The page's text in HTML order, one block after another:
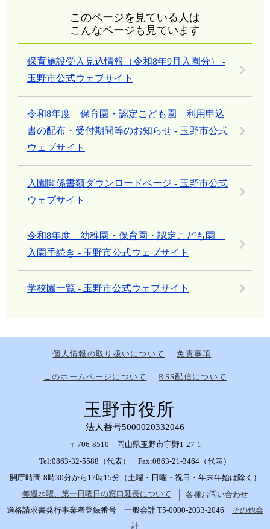
このページを見ている人は
こんなページも見ています
保育施設受入見込情報（令和8年9月入園分） -
玉野市公式ウェブサイト
令和8年度 保育園・認定こども園 利用申込
書の配布・受付期間等のお知らせ - 玉野市公式
ウェブサイト
入園関係書類ダウンロードページ - 玉野市公式
ウェブサイト
令和8年度 幼稚園・保育園・認定こども園
入園手続き - 玉野市公式ウェブサイト
学校園一覧 - 玉野市公式ウェブサイト
個人情報の取り扱いについて 免責事項
このホームページについて RSS配信について
玉野市役所
法人番号5000020332046
〒706-8510 岡山県玉野市宇野1-27-1
Tel:0863-32-5588（代表） Fax:0863-21-3464（代表）
開庁時間:8時30分から17時15分（土曜・日曜・祝日・年末年始は除く）
毎週水曜、第一日曜日の窓口延長について
各種お問い合わせ
適格請求書発行事業者登録番号 一般会計 T5-0000-2033-2046 その他会
計